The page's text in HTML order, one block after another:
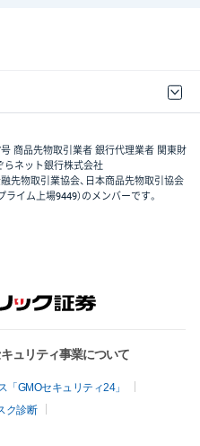
号 商品先物取引業者 銀行代理業者 関東財
らネット銀行株式会社
先物取引業協会、日本商品先物取引協会
イム上場9449）のメンバーです。
ュリティ事業について
GMOセキュリティ24」
ク診断